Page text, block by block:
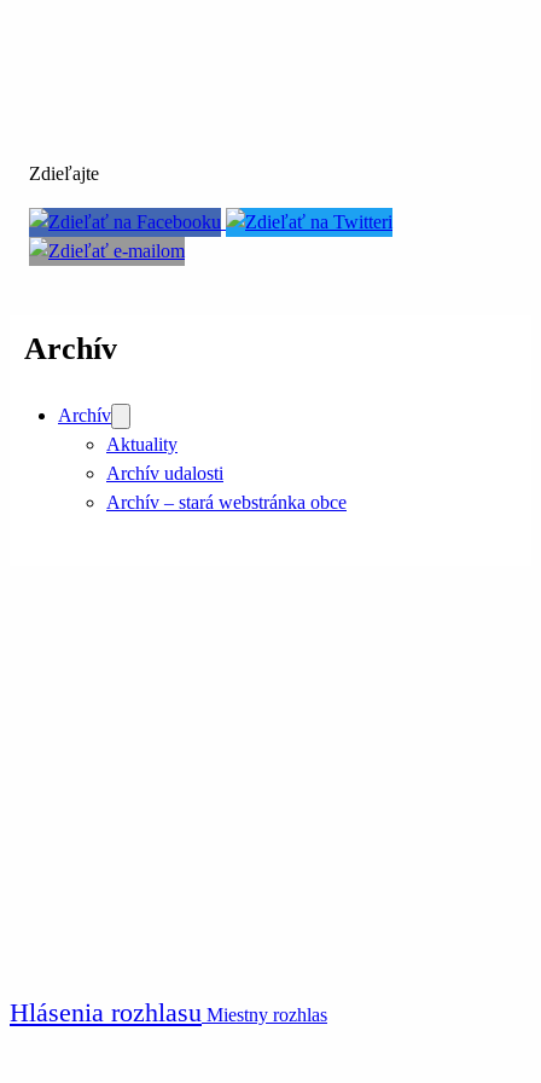
Zdieľajte
Archív
Archív
Aktuality
Archív udalosti
Archív – stará webstránka obce
Hlásenia rozhlasu Miestny rozhlas